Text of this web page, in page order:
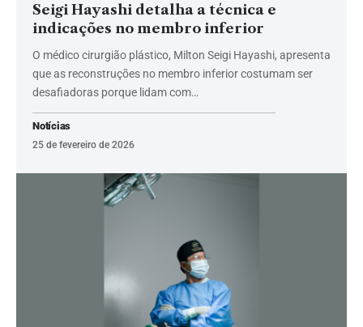
Seigi Hayashi detalha a técnica e
indicações no membro inferior
O médico cirurgião plástico, Milton Seigi Hayashi, apresenta
que as reconstruções no membro inferior costumam ser
desafiadoras porque lidam com…
Notícias
25 de fevereiro de 2026